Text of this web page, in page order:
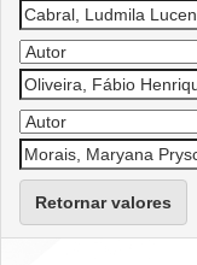
Retornar valores